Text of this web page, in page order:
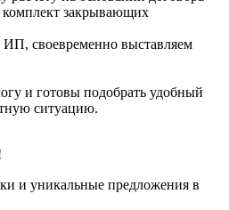
закрывающих
своевременно выставляем
и готовы подобрать удобный
ситуацию.
и уникальные предложения в